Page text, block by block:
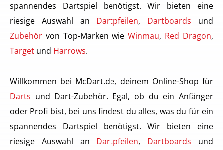
spannendes Dartspiel benötigst. Wir bieten eine
riesige Auswahl an Dartpfeilen, Dartboards und
Zubehör von Top-Marken wie Winmau, Red Dragon,
Target und Harrows.
Willkommen bei McDart.de, deinem Online-Shop für
Darts und Dart-Zubehör. Egal, ob du ein Anfänger
oder Profi bist, bei uns findest du alles, was du für ein
spannendes Dartspiel benötigst. Wir bieten eine
riesige Auswahl an Dartpfeilen, Dartboards und